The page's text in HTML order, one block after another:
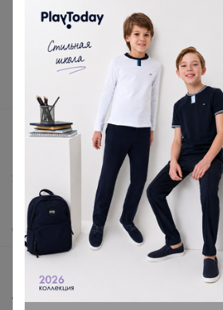
Подарочные сертификаты
Реклама на сайте
Поставщикам
Вакансии
support@24-ok.ru
Написать в поддержку
Защита покупателя
Помощь
О нас
Анонсы